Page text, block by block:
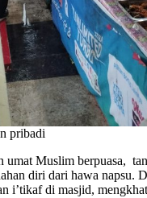
pribadi
umat Muslim berpuasa,
diri dari hawa napsu.
i’tikaf di masjid,